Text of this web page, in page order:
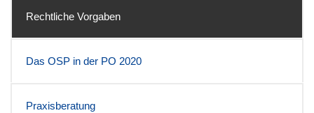
Rechtliche Vorgaben
Das OSP in der PO 2020
Praxisberatung